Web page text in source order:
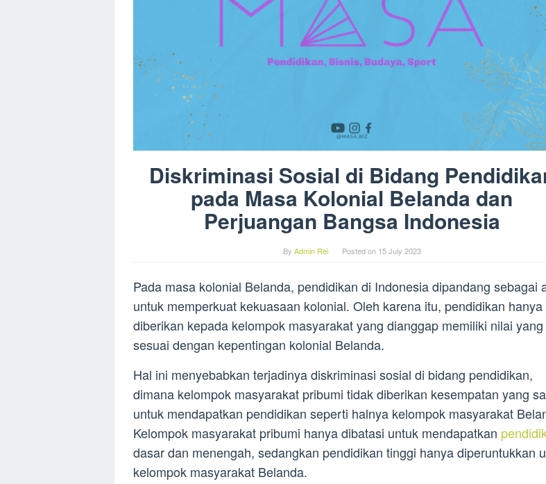
Diskriminasi Sosial di Bidang
pada Masa Kolonial Belanda dan
Perjuangan Bangsa Indonesia
By Admin Rei Posted on 15 July 2023
Pada masa kolonial Belanda, pendidikan di Indonesia dipandang sebagai
untuk memperkuat kekuasaan kolonial. Oleh karena itu, pendidikan hanya
diberikan kepada kelompok masyarakat yang dianggap memiliki nilai yang
sesuai dengan kepentingan kolonial Belanda.
Hal ini menyebabkan terjadinya diskriminasi sosial di bidang pendidikan,
dimana kelompok masyarakat pribumi tidak diberikan kesempatan yang
untuk mendapatkan pendidikan seperti halnya kelompok masyarakat
Kelompok masyarakat pribumi hanya dibatasi untuk mendapatkan
dasar dan menengah, sedangkan pendidikan tinggi hanya diperuntukkan
kelompok masyarakat Belanda.